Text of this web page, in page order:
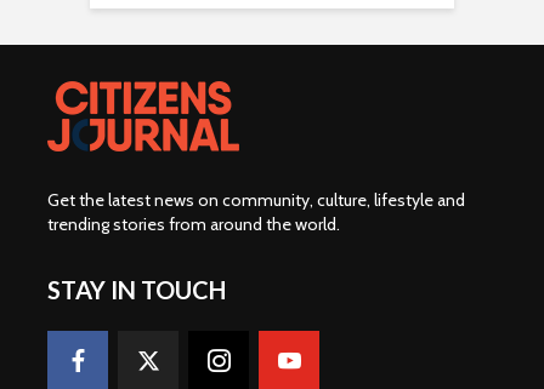
Get the latest news on community, culture, lifestyle and
trending stories from around the world.
STAY IN TOUCH